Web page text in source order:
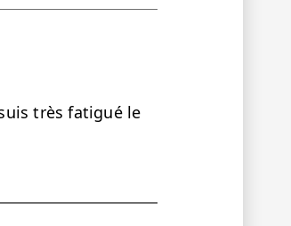
très fatigué le